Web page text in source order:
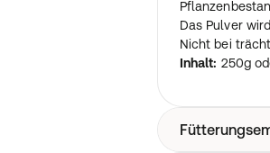
Das Pulver
Nicht bei
Inhalt: 250g